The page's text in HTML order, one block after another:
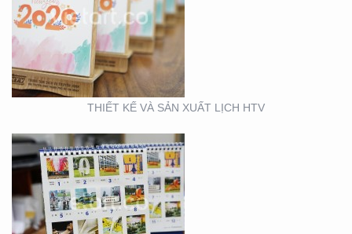
THIẾT KẾ VÀ SẢN XUẤT LỊCH HTV
THIẾT KẾ VÀ SẢN XUẤT
LỊCH FUBON
THIẾT KẾ MẪU VÀ SẢN
XUẤT LỊCH MAINETTI